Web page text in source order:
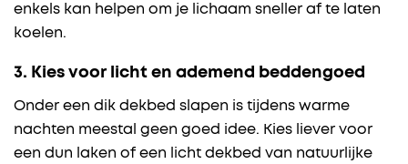
enkels kan helpen om je lichaam sneller af te laten
koelen.
3. Kies voor licht en ademend beddengoed
Onder een dik dekbed slapen is tijdens warme
nachten meestal geen goed idee. Kies liever voor
een dun laken of een licht dekbed van natuurlijke